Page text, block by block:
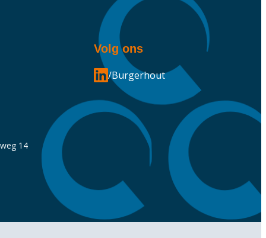
14
Volg ons
/Burgerhout